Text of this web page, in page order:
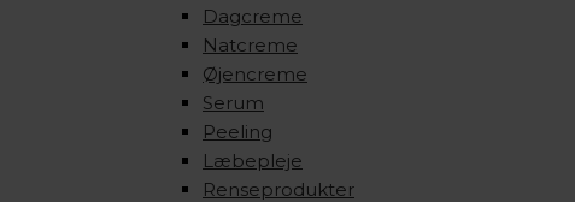
Dagcreme
Natcreme
Øjencreme
Serum
Peeling
Læbepleje
Renseprodukter